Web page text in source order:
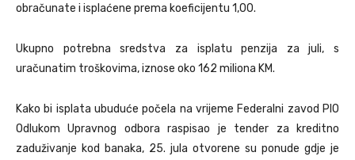
obračunate i isplaćene prema koeficijentu 1,00.
Ukupno potrebna sredstva za isplatu penzija za juli, s
uračunatim troškovima, iznose oko 162 miliona KM.
Kako bi isplata ubuduće počela na vrijeme Federalni zavod PIO
Odlukom Upravnog odbora raspisao je tender za kreditno
zaduživanje kod banaka, 25. jula otvorene su ponude gdje je